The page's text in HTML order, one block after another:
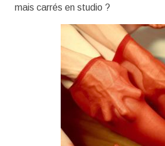
mais carrés en studio ?